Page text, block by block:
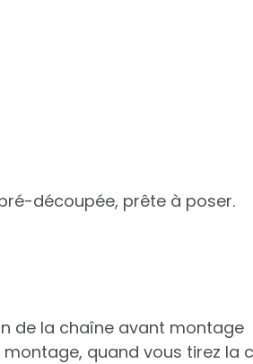
découpée, prête à poser.
de la chaîne avant montage
quand vous tirez